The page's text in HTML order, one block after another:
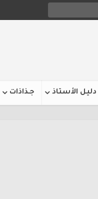
دليل الأستاذ جـذاذات